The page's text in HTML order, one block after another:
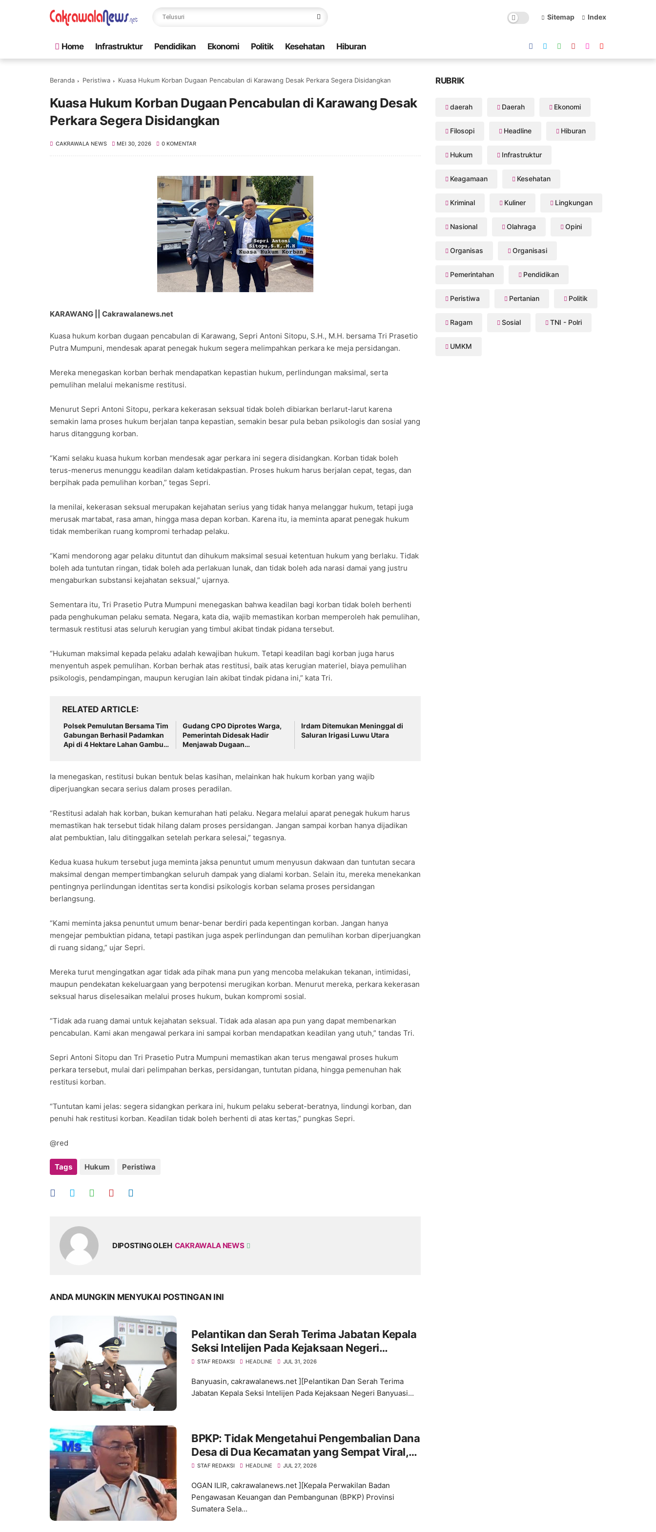
Sitemap Index
Home Infrastruktur Pendidikan Ekonomi Politik Kesehatan Hiburan
Beranda Peristiwa Kuasa Hukum Korban Dugaan Pencabulan di Karawang Desak Perkara Segera Disidangkan
Kuasa Hukum Korban Dugaan Pencabulan di Karawang Desak
Perkara Segera Disidangkan
CAKRAWALA NEWS MEI 30, 2026 0 KOMENTAR
KARAWANG || Cakrawalanews.net
Kuasa hukum korban dugaan pencabulan di Karawang, Sepri Antoni Sitopu, S.H., M.H. bersama Tri Prasetio
Putra Mumpuni, mendesak aparat penegak hukum segera melimpahkan perkara ke meja persidangan.
Mereka menegaskan korban berhak mendapatkan kepastian hukum, perlindungan maksimal, serta
pemulihan melalui mekanisme restitusi.
Menurut Sepri Antoni Sitopu, perkara kekerasan seksual tidak boleh dibiarkan berlarut-larut karena
semakin lama proses hukum berjalan tanpa kepastian, semakin besar pula beban psikologis dan sosial yang
harus ditanggung korban.
“Kami selaku kuasa hukum korban mendesak agar perkara ini segera disidangkan. Korban tidak boleh
terus-menerus menunggu keadilan dalam ketidakpastian. Proses hukum harus berjalan cepat, tegas, dan
berpihak pada pemulihan korban,” tegas Sepri.
Ia menilai, kekerasan seksual merupakan kejahatan serius yang tidak hanya melanggar hukum, tetapi juga
merusak martabat, rasa aman, hingga masa depan korban. Karena itu, ia meminta aparat penegak hukum
tidak memberikan ruang kompromi terhadap pelaku.
“Kami mendorong agar pelaku dituntut dan dihukum maksimal sesuai ketentuan hukum yang berlaku. Tidak
boleh ada tuntutan ringan, tidak boleh ada perlakuan lunak, dan tidak boleh ada narasi damai yang justru
mengaburkan substansi kejahatan seksual,” ujarnya.
Sementara itu, Tri Prasetio Putra Mumpuni menegaskan bahwa keadilan bagi korban tidak boleh berhenti
pada penghukuman pelaku semata. Negara, kata dia, wajib memastikan korban memperoleh hak pemulihan,
termasuk restitusi atas seluruh kerugian yang timbul akibat tindak pidana tersebut.
“Hukuman maksimal kepada pelaku adalah kewajiban hukum. Tetapi keadilan bagi korban juga harus
menyentuh aspek pemulihan. Korban berhak atas restitusi, baik atas kerugian materiel, biaya pemulihan
psikologis, pendampingan, maupun kerugian lain akibat tindak pidana ini,” kata Tri.
RELATED ARTICLE
Polsek Pemulutan Bersama Tim
Gabungan Berhasil Padamkan
Api di 4 Hektare Lahan Gambut
Gudang CPO Diprotes Warga,
Pemerintah Didesak Hadir
Menjawab Dugaan
Irdam Ditemukan Meninggal di
Saluran Irigasi Luwu Utara
Ia menegaskan, restitusi bukan bentuk belas kasihan, melainkan hak hukum korban yang wajib
diperjuangkan secara serius dalam proses peradilan.
“Restitusi adalah hak korban, bukan kemurahan hati pelaku. Negara melalui aparat penegak hukum harus
memastikan hak tersebut tidak hilang dalam proses persidangan. Jangan sampai korban hanya dijadikan
alat pembuktian, lalu ditinggalkan setelah perkara selesai,” tegasnya.
Kedua kuasa hukum tersebut juga meminta jaksa penuntut umum menyusun dakwaan dan tuntutan secara
maksimal dengan mempertimbangkan seluruh dampak yang dialami korban. Selain itu, mereka menekankan
pentingnya perlindungan identitas serta kondisi psikologis korban selama proses persidangan
berlangsung.
“Kami meminta jaksa penuntut umum benar-benar berdiri pada kepentingan korban. Jangan hanya
mengejar pembuktian pidana, tetapi pastikan juga aspek perlindungan dan pemulihan korban diperjuangkan
di ruang sidang,” ujar Sepri.
Mereka turut mengingatkan agar tidak ada pihak mana pun yang mencoba melakukan tekanan, intimidasi,
maupun pendekatan kekeluargaan yang berpotensi merugikan korban. Menurut mereka, perkara kekerasan
seksual harus diselesaikan melalui proses hukum, bukan kompromi sosial.
“Tidak ada ruang damai untuk kejahatan seksual. Tidak ada alasan apa pun yang dapat membenarkan
pencabulan. Kami akan mengawal perkara ini sampai korban mendapatkan keadilan yang utuh,” tandas Tri.
Sepri Antoni Sitopu dan Tri Prasetio Putra Mumpuni memastikan akan terus mengawal proses hukum
perkara tersebut, mulai dari pelimpahan berkas, persidangan, tuntutan pidana, hingga pemenuhan hak
restitusi korban.
“Tuntutan kami jelas: segera sidangkan perkara ini, hukum pelaku seberat-beratnya, lindungi korban, dan
penuhi hak restitusi korban. Keadilan tidak boleh berhenti di atas kertas,” pungkas Sepri.
@red
Tags Hukum Peristiwa
DIPOSTING OLEH CAKRAWALA NEWS
ANDA MUNGKIN MENYUKAI POSTINGAN INI
Pelantikan dan Serah Terima Jabatan Kepala
Seksi Intelijen Pada Kejaksaan Negeri
Banyuasin
STAF REDAKSI HEADLINE JUL 31, 2026
Banyuasin, cakrawalanews.net ][Pelantikan Dan Serah Terima
Jabatan Kepala Seksi Intelijen Pada Kejaksaan Negeri Banyuasi...
BPKP: Tidak Mengetahui Pengembalian Dana
Desa di Dua Kecamatan yang Sempat Viral,
Fokus Periode 2025–2026
STAF REDAKSI HEADLINE JUL 27, 2026
OGAN ILIR, cakrawalanews.net ][Kepala Perwakilan Badan
Pengawasan Keuangan dan Pembangunan (BPKP) Provinsi
Sumatera Sela...
RUBRIK
daerah Daerah Ekonomi
Filosopi Headline Hiburan
Hukum Infrastruktur
Keagamaan Kesehatan
Kriminal Kuliner Lingkungan
Nasional Olahraga Opini
Organisas Organisasi
Pemerintahan Pendidikan
Peristiwa Pertanian Politik
Ragam Sosial TNI - Polri
UMKM